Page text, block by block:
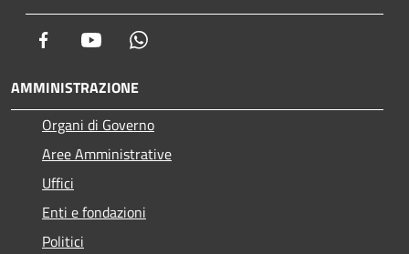
Facebook Youtube
AMMINISTRAZIONE
Organi di Governo
Aree Amministrative
Uffici
Enti e fondazioni
Politici